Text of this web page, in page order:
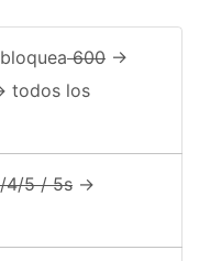
600 ->
todos los
5 / 5s ->